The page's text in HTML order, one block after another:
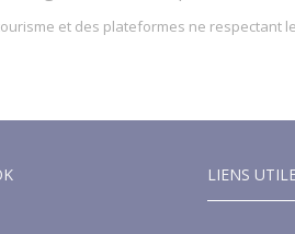
et des plateformes ne respectant
LIENS